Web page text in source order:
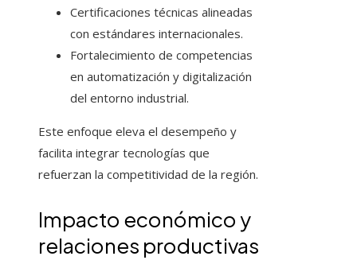
Certificaciones técnicas alineadas
con estándares internacionales.
Fortalecimiento de competencias
en automatización y digitalización
del entorno industrial.
Este enfoque eleva el desempeño y
facilita integrar tecnologías que
refuerzan la competitividad de la región.
Impacto económico y
relaciones productivas